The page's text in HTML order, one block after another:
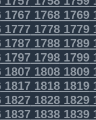
176717681769
177717781779
178717881789
179717981799
180718081809
181718181819
182718281829
183718381839